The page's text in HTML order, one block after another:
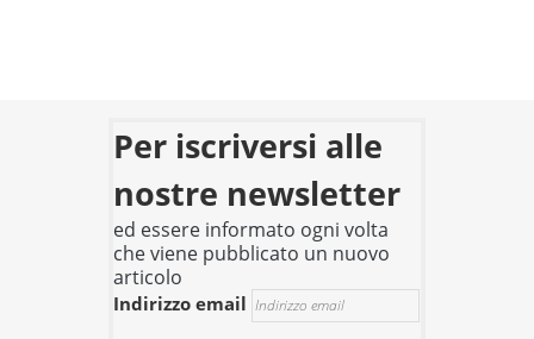
Per iscriversi alle
nostre newsletter
ed essere informato ogni volta
che viene pubblicato un nuovo
articolo
Indirizzo email